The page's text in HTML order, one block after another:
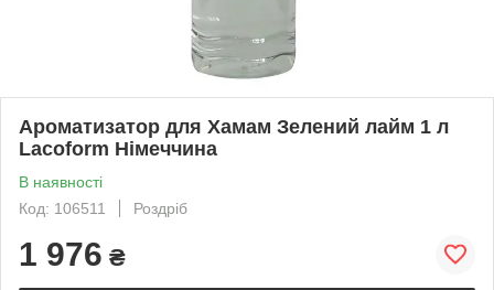
Ароматизатор для Хамам Зелений лайм 1 л
Lacoform Німеччина
В наявності
Код: 106511
Роздріб
1 976 ₴